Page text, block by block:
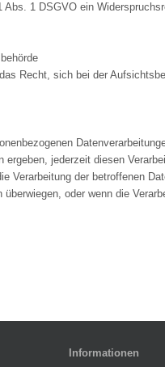
1 DSGVO ein
Recht, sich bei der
ergeben, jederzeit diesen
Verarbeitung der betroffenen
überwiegen, oder wenn die
Informationen